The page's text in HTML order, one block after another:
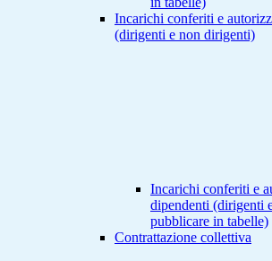
Incarichi conferiti e
(dirigenti e non dirigenti)
Incarichi conferiti e
dipendenti (dirigenti
pubblicare in tabelle)
Contrattazione collettiva